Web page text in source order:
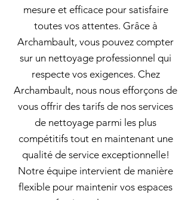
mesure et efficace pour satisfaire
toutes vos attentes. Grâce à
Archambault, vous pouvez compter
sur un nettoyage professionnel qui
respecte vos exigences. Chez
Archambault, nous nous efforçons de
vous offrir des tarifs de nos services
de nettoyage parmi les plus
compétitifs tout en maintenant une
qualité de service exceptionnelle!
Notre équipe intervient de manière
flexible pour maintenir vos espaces